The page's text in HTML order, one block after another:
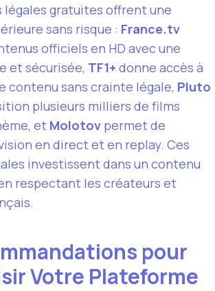
légales gratuites offrent une
sans risque : France.tv
officiels en HD avec une
et sécurisée, TF1+ donne accès à
contenu sans crainte légale, Pluto
plusieurs milliers de films
et Molotov permet de
en direct et en replay. Ces
investissent dans un contenu
respectant les créateurs et
pour
Votre Plateforme